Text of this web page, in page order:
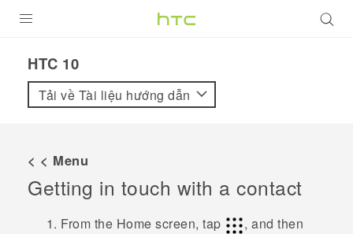
VIVE
VIVERSE
ỨNG DỤNG
HTC 10‎
Tải về Tài liệu hướng dẫn
< < Menu
Getting in touch with a contact
From the Home screen, tap
, and then